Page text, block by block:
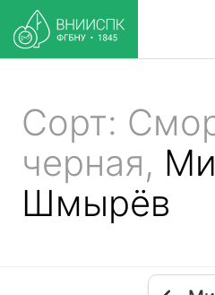
Сорт:
черная,
Шмырёв